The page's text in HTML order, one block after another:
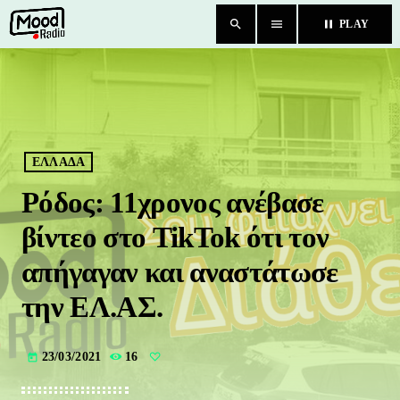
search menu pause PLAY
close
BLOG
TEAM
CHAT
ΚΑΤΗΓΟΡΙΕΣ
ΕΛΛΑΔΑ
Ρόδος: 11χρονος ανέβασε
βίντεο στο TikTok ότι τον
απήγαγαν και αναστάτωσε
την ΕΛ.ΑΣ.
today 23/03/2021 16